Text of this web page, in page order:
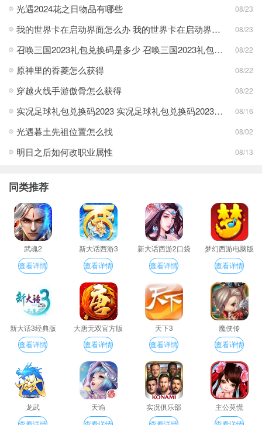
光遇2024花之日物品有哪些 08/23
我的世界卡在启动界面怎么办 我的世界卡在启动界面方法分享 08/23
召唤三国2023礼包兑换码是多少 召唤三国2023礼包兑换码最新一览 08/22
原神里的香菱怎么获得 08/22
穿越火线手游傲骨怎么获得 08/22
实况足球礼包兑换码2023 实况足球礼包兑换码2023最新一览 08/16
光遇暮土先祖位置怎么找 08/02
明日之后如何改职业属性 08/13
同类推荐
武魂2
查看详情
新大话西游3
查看详情
新大话西游2口袋
版
查看详情
梦幻西游电脑版
查看详情
新大话3经典版
查看详情
大唐无双官方版
查看详情
天下3
查看详情
魔侠传
查看详情
龙武
天谕
实况俱乐部
主公莫慌